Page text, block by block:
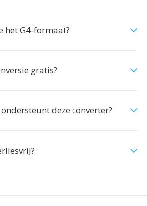
het G4-formaat?
gratis?
deze converter?